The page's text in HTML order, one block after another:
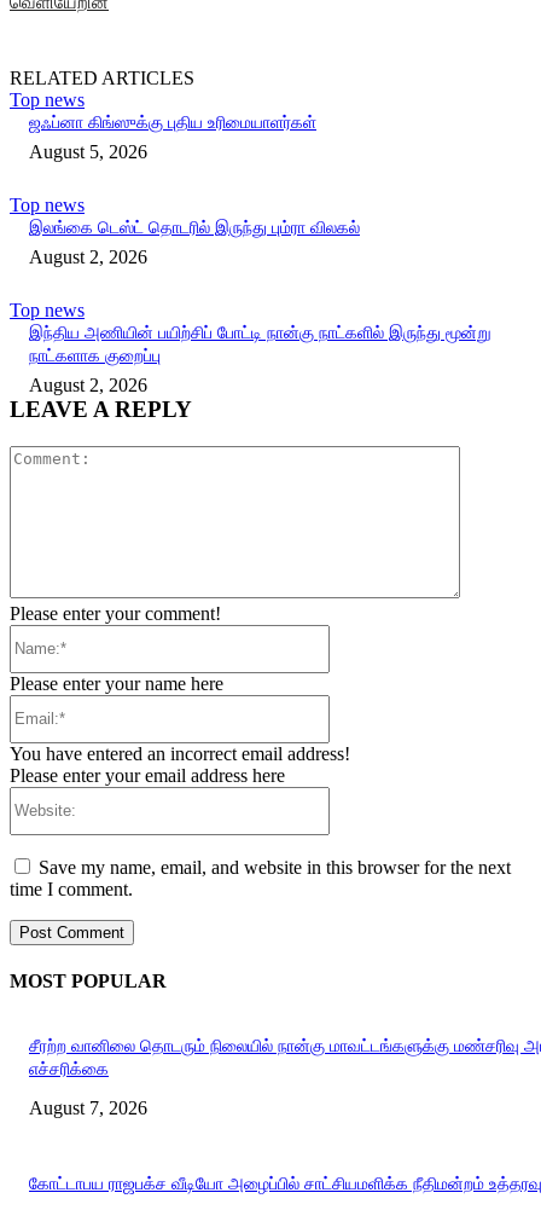
RELATED ARTICLES
Top news
ஜஃப்னா கிங்ஸுக்கு புதிய உரிமையாளர்கள்
August 5, 2026
Top news
இலங்கை டெஸ்ட் தொடரில் இருந்து பும்ரா விலகல்
August 2, 2026
Top news
இந்திய அணியின் பயிற்சிப் போட்டி நான்கு நாட்களில் இருந்து மூன்று
நாட்களாக குறைப்பு
August 2, 2026
LEAVE A REPLY
Please enter your comment!
Please enter your name here
You have entered an incorrect email address!
Please enter your email address here
Save my name, email, and website in this browser for the next
time I comment.
MOST POPULAR
சீரற்ற வானிலை தொடரும் நிலையில் நான்கு மாவட்டங்களுக்கு மண்சரிவு
எச்சரிக்கை
August 7, 2026
கோட்டாபய ராஜபக்ச வீடியோ அழைப்பில் சாட்சியமளிக்க நீதிமன்றம் உத்தரவு